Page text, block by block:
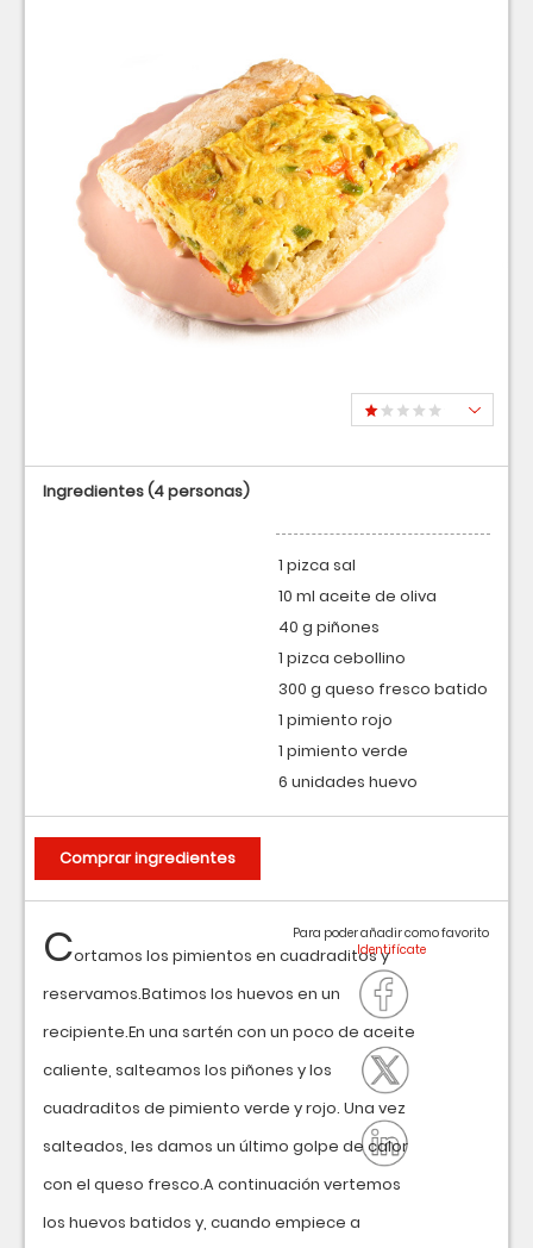
Cortamos los pimientos en cuadraditos y
reservamos.Batimos los huevos en un
recipiente.En una sartén con un poco de aceite
caliente, salteamos los piñones y los
cuadraditos de pimiento verde y rojo. Una vez
salteados, les damos un último golpe de calor
con el queso fresco.A continuación vertemos
los huevos batidos y, cuando empiece a
Para poder añadir como favorito
Ingredientes(4 personas)
1 pizca sal
10 ml aceite de oliva
40 g piñones
1 pizca cebollino
300 g queso fresco batido
1 pimiento rojo
1 pimiento verde
6 unidades huevo
Comprar ingredientes